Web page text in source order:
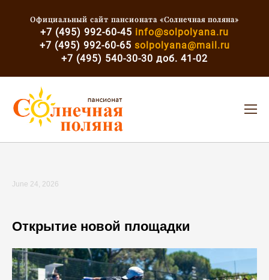
Официальный сайт пансионата «Солнечная поляна»
+7 (495) 992-60-45 info@solpolyana.ru
+7 (495) 992-60-65 solpolyana@mail.ru
+7 (495) 540-30-30 доб. 41-02
June 24, 2026
Открытие новой площадки